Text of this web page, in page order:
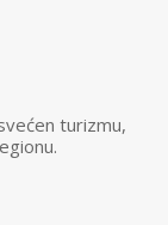
turizmu,